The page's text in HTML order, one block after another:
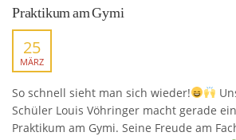
Praktikum am Gymi
25
MÄRZ
So schnell sieht man sich wieder!
Schüler Louis Vöhringer macht gerade
Praktikum am Gymi. Seine Freude am